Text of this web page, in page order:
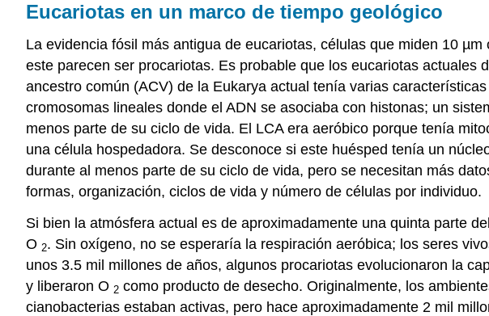
Eucariotas en un marco de tiempo geológico
La evidencia fósil más antigua de eucariotas, células que miden 10
este parecen ser procariotas. Es probable que los eucariotas
ancestro común (ACV) de la Eukarya actual tenía varias
cromosomas lineales donde el ADN se asociaba con histonas; un
menos parte de su ciclo de vida. El LCA era aeróbico porque tenía
una célula hospedadora. Se desconoce si este huésped tenía un
durante al menos parte de su ciclo de vida, pero se necesitan más
formas, organización, ciclos de vida y número de células por individuo.
Si bien la atmósfera actual es de aproximadamente una quinta parte
O 2. Sin oxígeno, no se esperaría la respiración aeróbica; los seres
unos 3.5 mil millones de años, algunos procariotas evolucionaron la
y liberaron O 2 como producto de desecho. Originalmente, los
cianobacterias estaban activas, pero hace aproximadamente 2 mil